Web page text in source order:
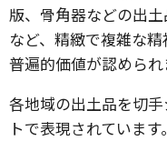
版、骨角器などの出
など、精緻で複雑な
普遍的価値が認められ
各地域の出土品を切
トで表現されています。